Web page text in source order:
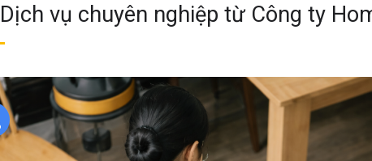
vụ chuyên nghiệp từ Công ty